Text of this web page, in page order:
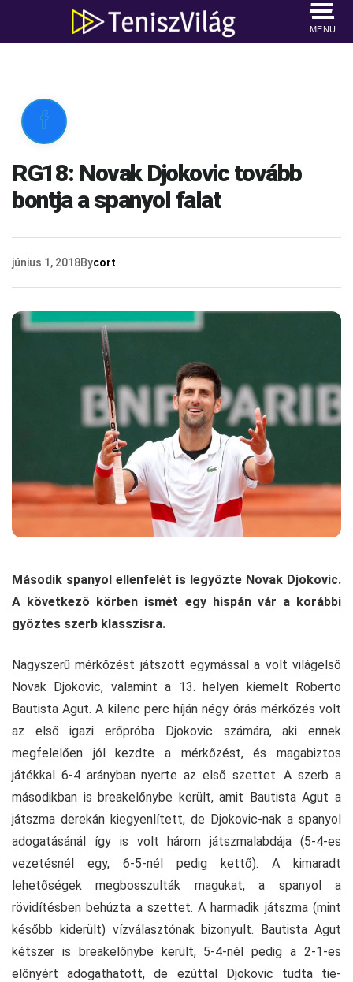
MENU

RG18: Novak Djokovic tovább
bontja a spanyol falat
június 1, 2018Bycort
Második spanyol ellenfelét is legyőzte Novak Djokovic.
A következő körben ismét egy hispán vár a korábbi
győztes szerb klasszisra.
Nagyszerű mérkőzést játszott egymással a volt világelső
Novak Djokovic, valamint a 13. helyen kiemelt Roberto
Bautista Agut. A kilenc perc híján négy órás mérkőzés volt
az első igazi erőpróba Djokovic számára, aki ennek
megfelelően jól kezdte a mérkőzést, és magabiztos
játékkal 6-4 arányban nyerte az első szettet. A szerb a
másodikban is breakelőnybe került, amit Bautista Agut a
játszma derekán kiegyenlített, de Djokovic-nak a spanyol
adogatásánál így is volt három játszmalabdája (5-4-es
vezetésnél egy, 6-5-nél pedig kettő). A kimaradt
lehetőségek megbosszulták magukat, a spanyol a
rövidítésben behúzta a szettet. A harmadik játszma (mint
később kiderült) vízválasztónak bizonyult. Bautista Agut
kétszer is breakelőnybe került, 5-4-nél pedig a 2-1-es
előnyért adogathatott, de ezúttal Djokovic tudta tie-